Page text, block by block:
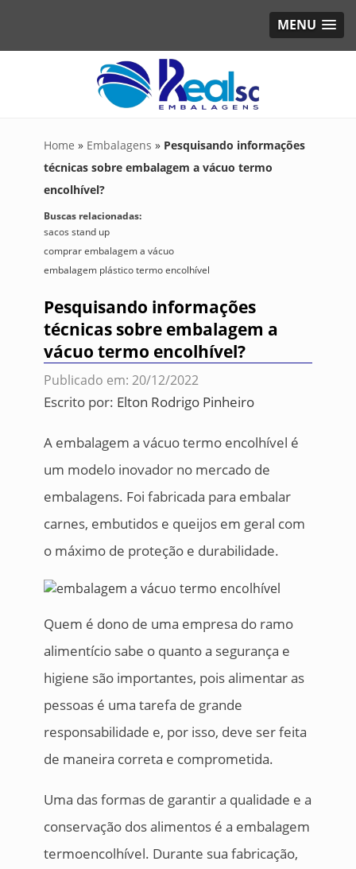
MENU
Home » Embalagens » Pesquisando informações
técnicas sobre embalagem a vácuo termo
encolhível?
Buscas relacionadas:
sacos stand up
comprar embalagem a vácuo
embalagem plástico termo encolhível
Pesquisando informações
técnicas sobre embalagem a
vácuo termo encolhível?
Publicado em: 20/12/2022
Escrito por: Elton Rodrigo Pinheiro
A embalagem a vácuo termo encolhível é
um modelo inovador no mercado de
embalagens. Foi fabricada para embalar
carnes, embutidos e queijos em geral com
o máximo de proteção e durabilidade.
Quem é dono de uma empresa do ramo
alimentício sabe o quanto a segurança e
higiene são importantes, pois alimentar as
pessoas é uma tarefa de grande
responsabilidade e, por isso, deve ser feita
de maneira correta e comprometida.
Uma das formas de garantir a qualidade e a
conservação dos alimentos é a embalagem
termoencolhível. Durante sua fabricação,